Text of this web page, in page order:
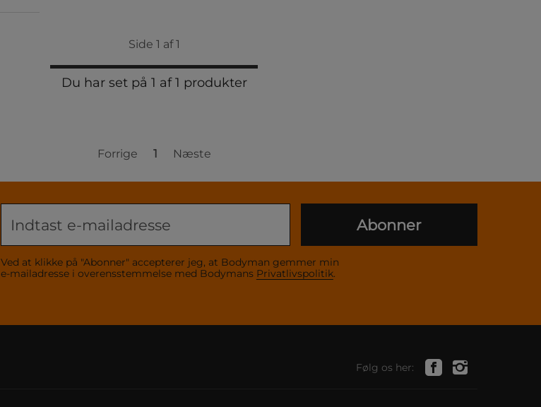
Side 1 af 1
Du har set på 1 af 1 produkter
Forrige 1 Næste
Ved at klikke på "Abonner" accepterer jeg, at Bodyman gemmer min
e-mailadresse i overensstemmelse med Bodymans Privatlivspolitik.
Abonner
Følg os her: